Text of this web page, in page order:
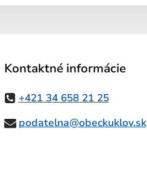
Kontaktné informácie
+421 34 658 21 25
podatelna@obeckuklov.sk